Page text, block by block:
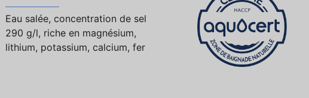
Eau salée, concentration de sel
290 g/l, riche en magnésium,
lithium, potassium, calcium, fer